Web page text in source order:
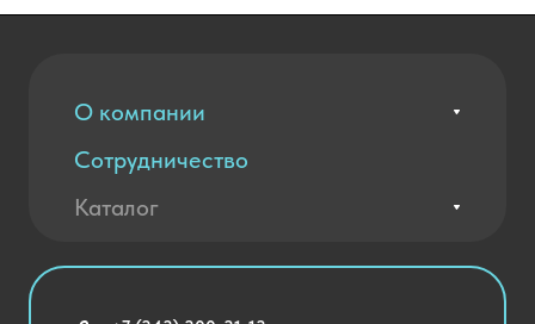
О компании
Вакансии
Контакты
Благодарственные письма
Сотрудничество
Оплата и доставка
Каталог